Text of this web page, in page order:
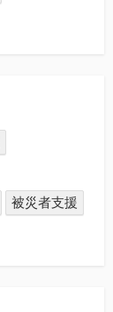
被災者支援